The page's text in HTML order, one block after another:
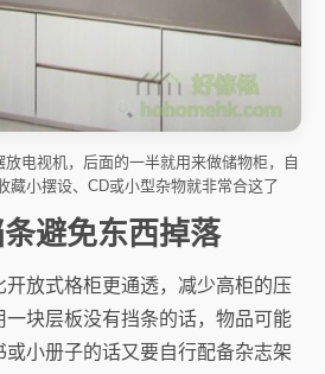
电视机，后面的一半就用来做储物柜，自
藏小摆设、CD或小型杂物就非常合这了
避免东西掉落
放式格柜更通透，减少高柜的压
块层板没有挡条的话，物品可能
小册子的话又要自行配备杂志架